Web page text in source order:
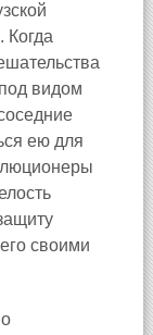
видом
ею для
своими